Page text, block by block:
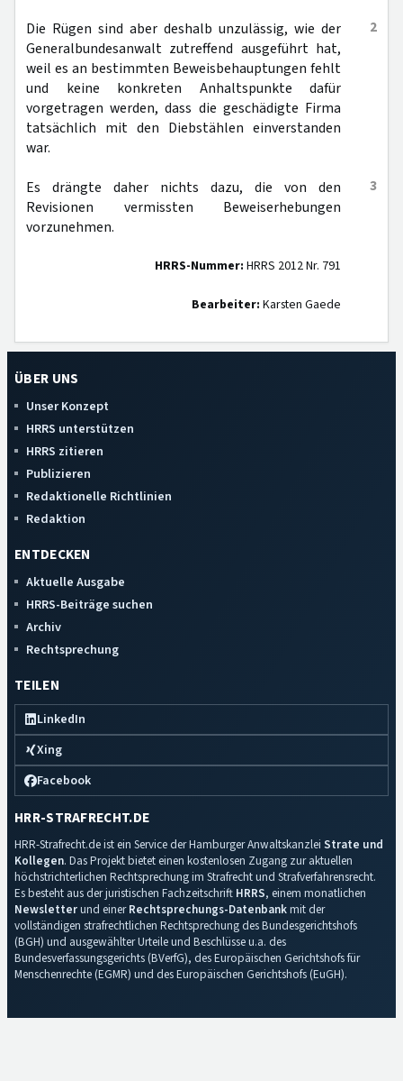
2
Die Rügen sind aber deshalb unzulässig, wie der
Generalbundesanwalt zutreffend ausgeführt hat,
weil es an bestimmten Beweisbehauptungen fehlt
und keine konkreten Anhaltspunkte dafür
vorgetragen werden, dass die geschädigte Firma
tatsächlich mit den Diebstählen einverstanden
war.
3
Es drängte daher nichts dazu, die von den
Revisionen vermissten Beweiserhebungen
vorzunehmen.
HRRS-Nummer: HRRS 2012 Nr. 791
Bearbeiter: Karsten Gaede
ÜBER UNS
Unser Konzept
HRRS unterstützen
HRRS zitieren
Publizieren
Redaktionelle Richtlinien
Redaktion
ENTDECKEN
Aktuelle Ausgabe
HRRS-Beiträge suchen
Archiv
Rechtsprechung
TEILEN
LinkedIn
Xing
Facebook
HRR-STRAFRECHT.DE
HRR-Strafrecht.de ist ein Service der Hamburger Anwaltskanzlei Strate und
Kollegen. Das Projekt bietet einen kostenlosen Zugang zur aktuellen
höchstrichterlichen Rechtsprechung im Strafrecht und Strafverfahrensrecht.
Es besteht aus der juristischen Fachzeitschrift HRRS, einem monatlichen
Newsletterund einerRechtsprechungs-Datenbankmit der
vollständigen strafrechtlichen Rechtsprechung des Bundesgerichtshofs
(BGH) und ausgewählter Urteile und Beschlüsse u.a. des
Bundesverfassungsgerichts (BVerfG), des Europäischen Gerichtshofs für
Menschenrechte (EGMR) und des Europäischen Gerichtshofs (EuGH).